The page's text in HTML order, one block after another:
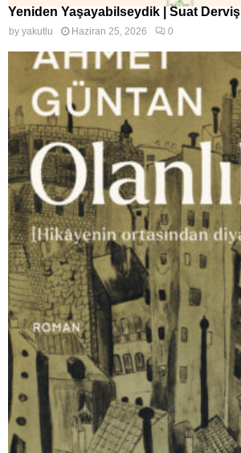
Yeniden Yaşayabilseydik | Suat Derviş
by yakutlu Haziran 25, 2026 0